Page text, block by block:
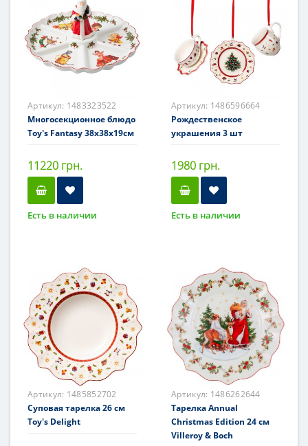
Артикул: 1483323522
Многосекционное блюдо
Toy's Fantasy 38x38x19см
11220 грн.
Есть в наличии
Артикул: 1486596664
Рождественское
украшения 3 шт
1980 грн.
Есть в наличии
Артикул: 1485852702
Суповая тарелка 26 см
Toy's Delight
Артикул: 1486262644
Тарелка Annual
Christmas Edition 24 см
Villeroy & Boch